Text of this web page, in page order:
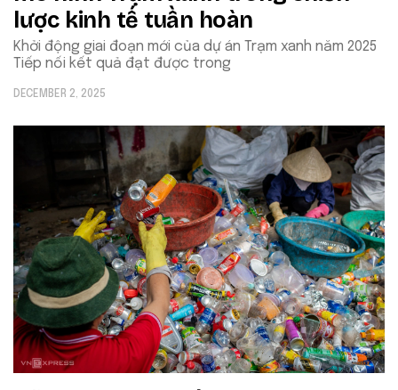
lược kinh tế tuần hoàn
Khởi động giai đoạn mới của dự án Trạm xanh năm 2025
Tiếp nối kết quả đạt được trong
DECEMBER 2, 2025